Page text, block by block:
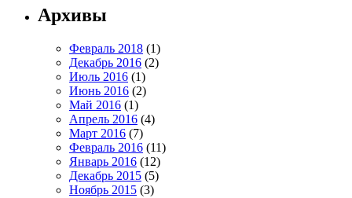
Архивы
Февраль 2018 (1)
Декабрь 2016 (2)
Июль 2016 (1)
Июнь 2016 (2)
Май 2016 (1)
Апрель 2016 (4)
Март 2016 (7)
Февраль 2016 (11)
Январь 2016 (12)
Декабрь 2015 (5)
Ноябрь 2015 (3)